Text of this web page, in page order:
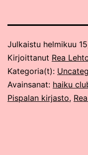
Julkaistu helmikuu
Kirjoittanut Rea
Kategoria(t):
Avainsanat: haiku
Pispalan kirjasto,